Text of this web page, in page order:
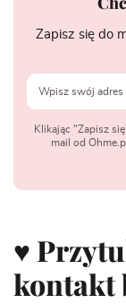
Zapisz się do
Klikając "Zapisz
mail od
♥
kontakt